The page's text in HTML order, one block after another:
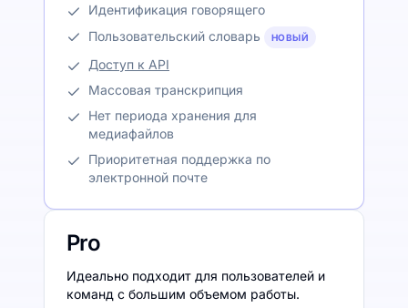
Идентификация говорящего
Пользовательский словарь
НОВЫЙ
Доступ к API
Массовая транскрипция
Нет периода хранения для
медиафайлов
Приоритетная поддержка по
электронной почте
Pro
Идеально подходит для пользователей и
команд с большим объемом работы.